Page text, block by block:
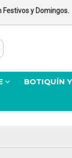
Festivos y Domingos.
BOTIQUÍN